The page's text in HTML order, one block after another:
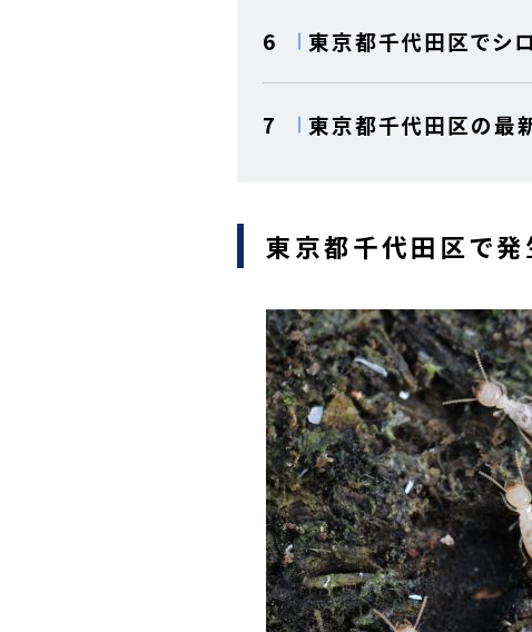
6 東京都千代田区でシ
7 東京都千代田区の最
東京都千代田区で発